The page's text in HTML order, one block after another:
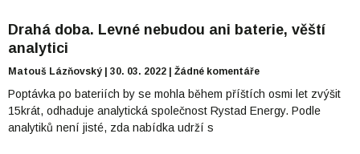
Drahá doba. Levné nebudou ani baterie, věští
analytici
Matouš Lázňovský 30. 03. 2022 Žádné komentáře
Poptávka po bateriích by se mohla během příštích osmi let zvýšit
15krát, odhaduje analytická společnost Rystad Energy. Podle
analytiků není jisté, zda nabídka udrží s